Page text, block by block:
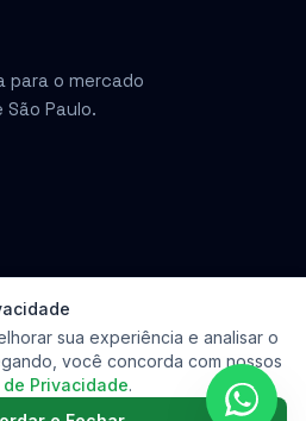
o mercado
Paulo.
sua experiência e analisar o
você concorda com nossos
Privacidade.